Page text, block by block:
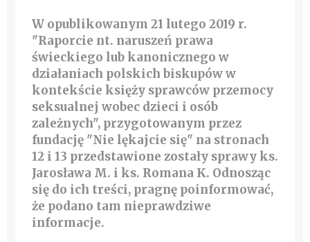
W opublikowanym 21 lutego 2019 r.
"Raporcie nt. naruszeń prawa
świeckiego lub kanonicznego w
działaniach polskich biskupów w
kontekście księży sprawców przemocy
seksualnej wobec dzieci i osób
zależnych", przygotowanym przez
fundację "Nie lękajcie się" na stronach
12 i 13 przedstawione zostały sprawy ks.
Jarosława M. i ks. Romana K. Odnosząc
się do ich treści, pragnę poinformować,
że podano tam nieprawdziwe
informacje.